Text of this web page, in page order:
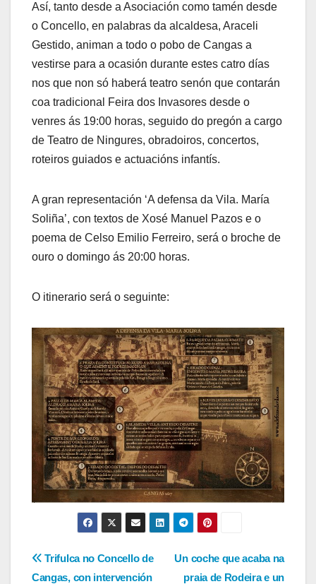
Así, tanto desde a Asociación como tamén desde
o Concello, en palabras da alcaldesa, Araceli
Gestido, animan a todo o pobo de Cangas a
vestirse para a ocasión durante estes catro días
nos que non só haberá teatro senón que contarán
coa tradicional Feira dos Invasores desde o
venres ás 19:00 horas, seguido do pregón a cargo
de Teatro de Ningures, obradoiros, concertos,
roteiros guiados e actuacións infantís.
A gran representación ‘A defensa da Vila. María
Soliña’, con textos de Xosé Manuel Pazos e o
poema de Celso Emilio Ferreiro, será o broche de
ouro o domingo ás 20:00 horas.
O itinerario será o seguinte:
Navegación
Un coche que acaba na
praia de Rodeira e un
Trifulca no Concello de
Cangas, con intervención